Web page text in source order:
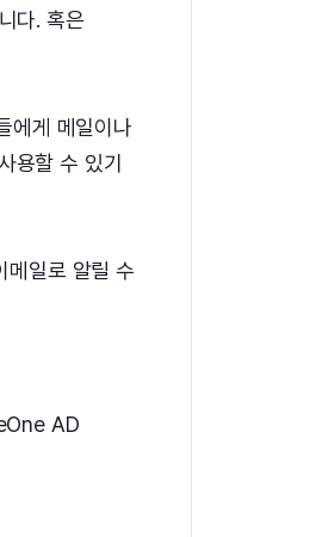
다. 혹은
에게 메일이나
용할 수 있기
메일로 알릴 수
AD